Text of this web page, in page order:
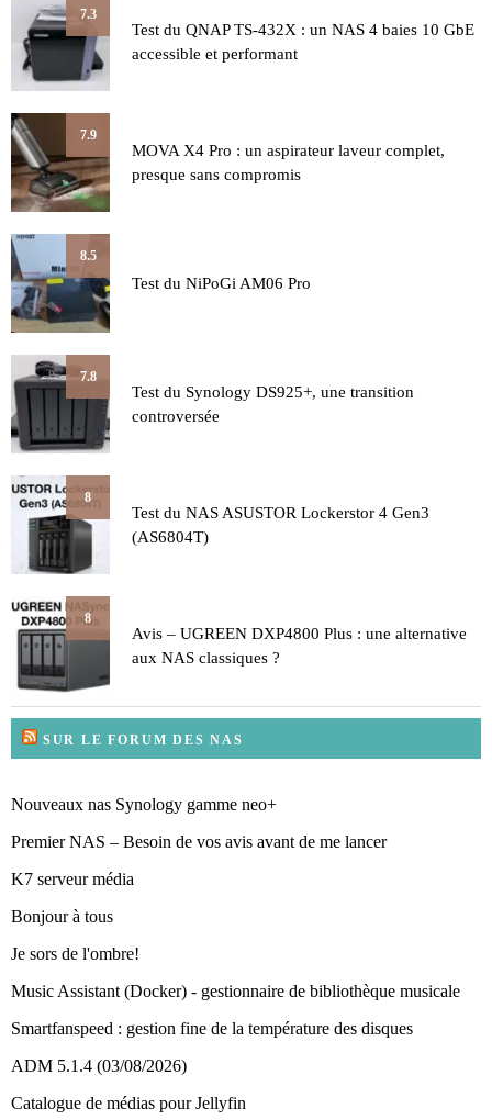
7.3
Test du QNAP TS-432X : un NAS 4 baies 10 GbE
accessible et performant
7.9
MOVA X4 Pro : un aspirateur laveur complet,
presque sans compromis
8.5
Test du NiPoGi AM06 Pro
7.8
Test du Synology DS925+, une transition
controversée
8
Test du NAS ASUSTOR Lockerstor 4 Gen3
(AS6804T)
8
Avis – UGREEN DXP4800 Plus : une alternative
aux NAS classiques ?
SUR LE FORUM DES NAS
Nouveaux nas Synology gamme neo+
Premier NAS – Besoin de vos avis avant de me lancer
K7 serveur média
Bonjour à tous
Je sors de l'ombre!
Music Assistant (Docker) - gestionnaire de bibliothèque musicale
Smartfanspeed : gestion fine de la température des disques
ADM 5.1.4 (03/08/2026)
Catalogue de médias pour Jellyfin